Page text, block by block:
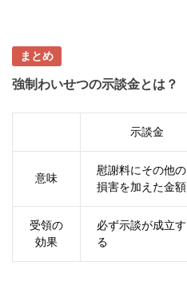
まとめ
強制わいせつの示談金とは？
示談金
意味
慰謝料にその他の
損害を加えた金額
受領の
効果
必ず示談が成立す
る